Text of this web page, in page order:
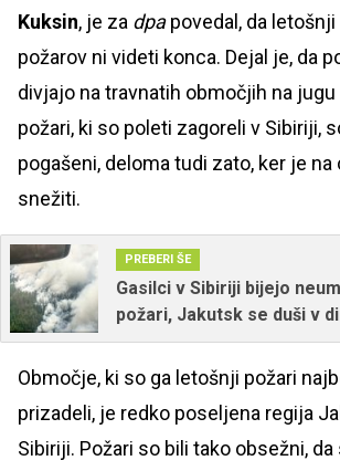
Kuksin, je za dpapovedal, da
požarov ni videti konca. Dejal je, da
divjajo na travnatih območjih na
požari, ki so poleti zagoreli v Sibiriji,
pogašeni, deloma tudi zato, ker je
snežiti.
PREBERI ŠE
Gasilci v Sibiriji bijejo
požari, Jakutsk se duši v
Območje, ki so ga letošnji požari
prizadeli, je redko poseljena regija
Sibiriji. Požari so bili tako obsežni,